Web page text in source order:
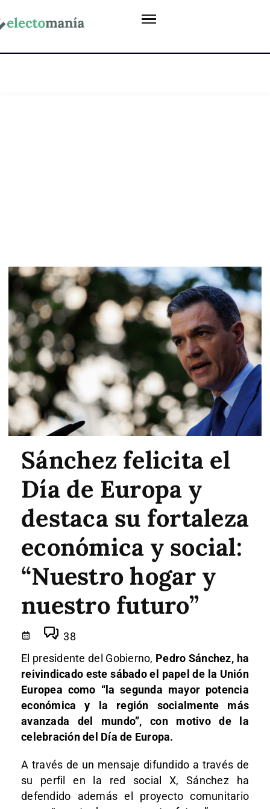
Sánchez felicita el
Día de Europa y
destaca su fortaleza
económica y social:
“Nuestro hogar y
nuestro futuro”
38
El presidente del Gobierno, Pedro Sánchez, ha
reivindicado este sábado el papel de la Unión
Europea como “la segunda mayor potencia
económica y la región socialmente más
avanzada del mundo”, con motivo de la
celebración del Día de Europa.
A través de un mensaje difundido a través de
su perfil en la red social X, Sánchez ha
defendido además el proyecto comunitario